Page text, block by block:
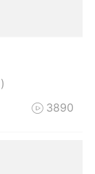
)
 3890